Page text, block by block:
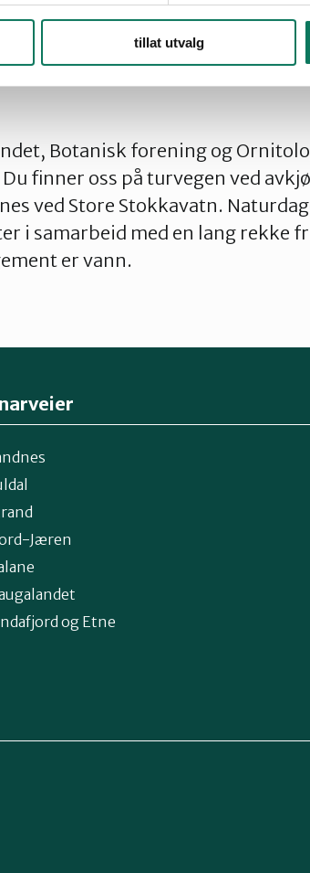
tillat utvalg
Botanisk forening og
finner oss på turvegen ved
ved Store Stokkavatn.
i samarbeid med en lang rekke
er vann.
Jæren
og Etne